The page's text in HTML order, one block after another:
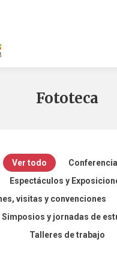
Fototeca
Ver todo
Espectáculos y
visitas y convenciones
Simposios y jornadas de
Talleres de trabajo